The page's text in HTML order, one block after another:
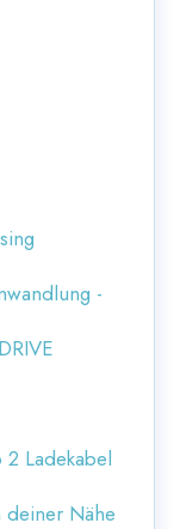
-
2 Ladekabel
deiner Nähe